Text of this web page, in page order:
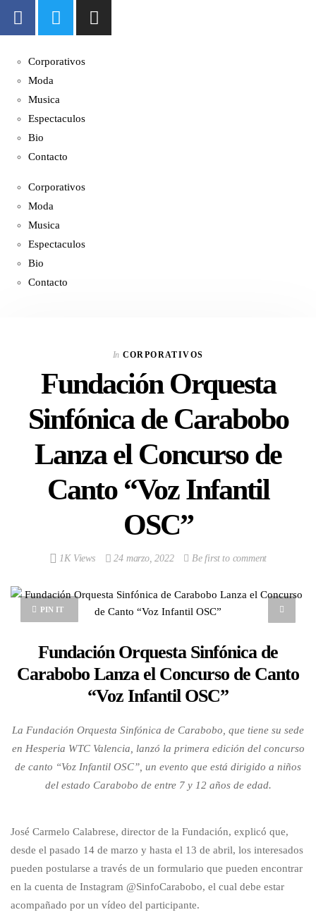
Corporativos
Moda
Musica
Espectaculos
Bio
Contacto
Corporativos
Moda
Musica
Espectaculos
Bio
Contacto
In CORPORATIVOS
Fundación Orquesta
Sinfónica de Carabobo
Lanza el Concurso de
Canto “Voz Infantil
OSC”
1K Views 24 marzo, 2022 Be first to comment
PIN IT
Fundación Orquesta Sinfónica de
Carabobo Lanza el Concurso de Canto
“Voz Infantil OSC”
La Fundación Orquesta Sinfónica de Carabobo, que tiene su sede
en Hesperia WTC Valencia, lanzó la primera edición del concurso
de canto “Voz Infantil OSC”, un evento que está dirigido a niños
del estado Carabobo de entre 7 y 12 años de edad.
José Carmelo Calabrese, director de la Fundación, explicó que,
desde el pasado 14 de marzo y hasta el 13 de abril, los interesados
pueden postularse a través de un formulario que pueden encontrar
en la cuenta de Instagram @SinfoCarabobo, el cual debe estar
acompañado por un vídeo del participante.